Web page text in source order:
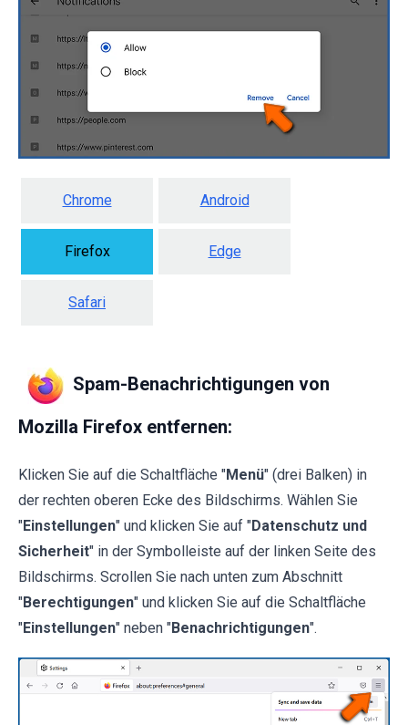
Chrome Android
Firefox Edge
Safari
Spam-Benachrichtigungen von
Mozilla Firefox entfernen:
Klicken Sie auf die Schaltfläche "Menü" (drei Balken) in
der rechten oberen Ecke des Bildschirms. Wählen Sie
"Einstellungen" und klicken Sie auf "Datenschutz und
Sicherheit" in der Symbolleiste auf der linken Seite des
Bildschirms. Scrollen Sie nach unten zum Abschnitt
"Berechtigungen" und klicken Sie auf die Schaltfläche
"Einstellungen" neben "Benachrichtigungen".